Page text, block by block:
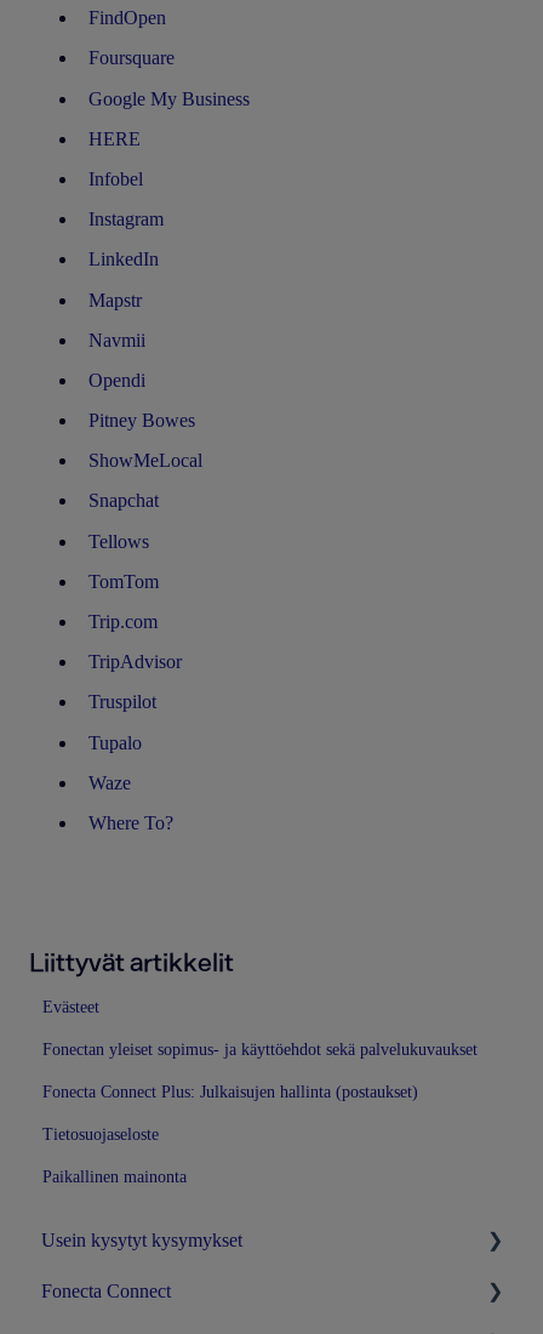
FindOpen
Foursquare
Google My Business
HERE
Infobel
Instagram
LinkedIn
Mapstr
Navmii
Opendi
Pitney Bowes
ShowMeLocal
Snapchat
Tellows
TomTom
Trip.com
TripAdvisor
Truspilot
Tupalo
Waze
Where To?
Liittyvät artikkelit
Evästeet
Fonectan yleiset sopimus- ja käyttöehdot sekä palvelukuvaukset
Fonecta Connect Plus: Julkaisujen hallinta (postaukset)
Tietosuojaseloste
Paikallinen mainonta
Usein kysytyt kysymykset
Fonecta-tili
Fonecta Connect